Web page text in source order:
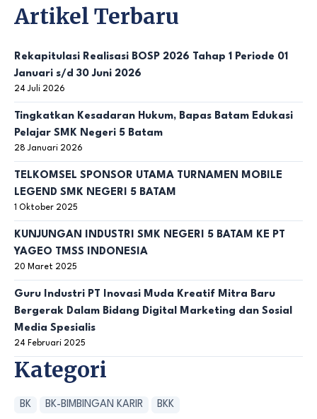
Artikel Terbaru
Rekapitulasi Realisasi BOSP 2026 Tahap 1 Periode 01
Januari s/d 30 Juni 2026
24 Juli 2026
Tingkatkan Kesadaran Hukum, Bapas Batam Edukasi
Pelajar SMK Negeri 5 Batam
28 Januari 2026
TELKOMSEL SPONSOR UTAMA TURNAMEN MOBILE
LEGEND SMK NEGERI 5 BATAM
1 Oktober 2025
KUNJUNGAN INDUSTRI SMK NEGERI 5 BATAM KE PT
YAGEO TMSS INDONESIA
20 Maret 2025
Guru Industri PT Inovasi Muda Kreatif Mitra Baru
Bergerak Dalam Bidang Digital Marketing dan Sosial
Media Spesialis
24 Februari 2025
Kategori
BK BK-BIMBINGAN KARIR BKK